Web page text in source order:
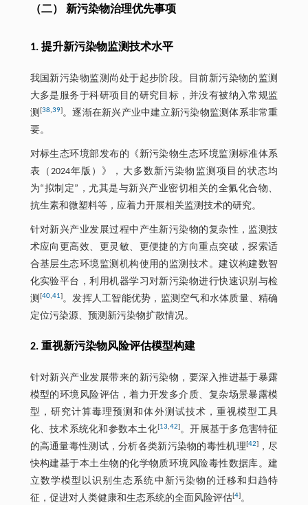
（二） 新污染物治理优先事项
1. 提升新污染物监测技术水平
我国新污染物监测尚处于起步阶段。目前新污染物的监测
大多是服务于科研项目的研究目标，并没有被纳入常规监
测 [38,39]。逐渐在新兴产业中建立新污染物监测体系非常重
要。
对标生态环境部发布的《新污染物生态环境监测标准体系
表（2024年版）》，大多数新污染物监测项目的状态均
为“拟制定”，尤其是与新兴产业密切相关的全氟化合物、
抗生素和微塑料等，应着力开展相关监测技术的研究。
针对新兴产业发展过程中产生新污染物的复杂性，监测技
术应向更高效、更灵敏、更便捷的方向重点突破，探索适
合基层生态环境监测机构使用的监测技术。建议构建数智
化实验平台，利用机器学习对新污染物进行快速识别与检
测 [40,41]。发挥人工智能优势，监测空气和水体质量、精确
定位污染源、预测新污染物扩散情况。
2. 重视新污染物风险评估模型构建
针对新兴产业发展带来的新污染物，要深入推进基于暴露
模型的环境风险评估，着力开发多介质、复杂场景暴露模
型，研究计算毒理预测和体外测试技术，重视模型工具
化、技术系统化和参数本土化[13,42]。开展基于多危害特征
的高通量毒性测试，分析各类新污染物的毒性机理[42]，尽
快构建基于本土生物的化学物质环境风险毒性数据库。建
立数学模型以识别生态系统中新污染物的迁移和归趋特
征，促进对人类健康和生态系统的全面风险评估[4]。